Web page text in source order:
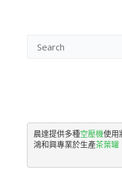
晨達提供多種空壓機使用
鴻和興專業於生產茶葉罐